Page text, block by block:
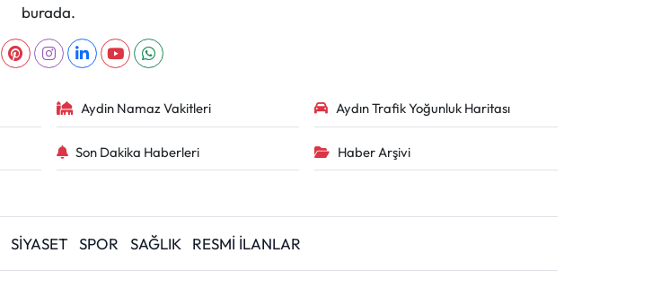
burada.
Aydin Namaz Vakitleri Aydın Trafik Yoğunluk Haritası
Son Dakika Haberleri Haber Arşivi
SİYASET SPOR SAĞLIK RESMİ İLANLAR